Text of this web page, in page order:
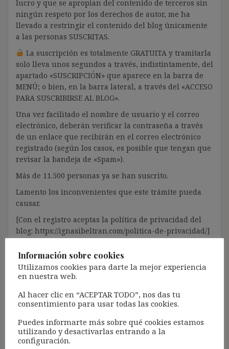
lucro y que se apropian del contenido de terceros sin
ningún respeto por los derechos de autor, me ha
llevado a restringir el contenido del blog únicamente
a las personas SUSCRITAS.
La suscripción es totalmente GRATUITA y tramitarla
solo lleva unos segundos a través, indistintamente, del
apartado «SUSCRIPCIÓN» que aparece en la barra de
MENÚ; o bien, en la barra lateral, a través del «ACCESO
PARA SUSCRIBIRSE AL BLOG».
Una vez facilitado el nombre de usuario y el correo
electrónico, deberán verificar la contraseña a través
de un enlace que recibirán en el correo electrónico
registrado (según los casos, es posible que tengan que
revisar la bandeja de «Spam»).
Más de 11.500 personas ya se han suscrito.
Lamento los inconvenientes que este trámite pueda
causar.
[Con el registro aceptas la política de privacidad del
blog: https://ignasibeltran.com/politica-de-privacidad/]
Etiquetado con art. 70.1 EBEP Castrejana López
Martínez Andrés,Montero Mateos,Sánchez Ruiz/Fernández
Navegación
deEL CONTRATO «FIJO DE
OBRA» Y CULTURA DE LA
UNA MIRADA CRÍTICA A
Información sobre cookies
Utilizamos cookies para darte la mejor experiencia
en nuestra web.
Al hacer clic en “ACEPTAR TODO”, nos das tu
consentimiento para usar todas las cookies.
Puedes informarte más sobre qué cookies estamos
utilizando y desactivarlas entrando a la
configuración.